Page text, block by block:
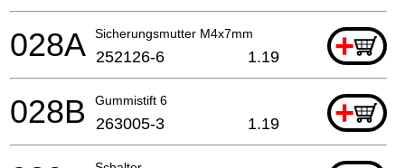
Sicherungsmutter M4x7mm +
028A 252126-6 1.19
Gummistift 6 +
028B 263005-3 1.19